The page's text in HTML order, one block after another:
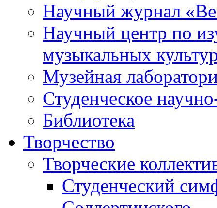
Научный журнал
Научный центр по
музыкальных
Музейная
Студенческое
Библиотека
Творчество
Творческие
Студенческий